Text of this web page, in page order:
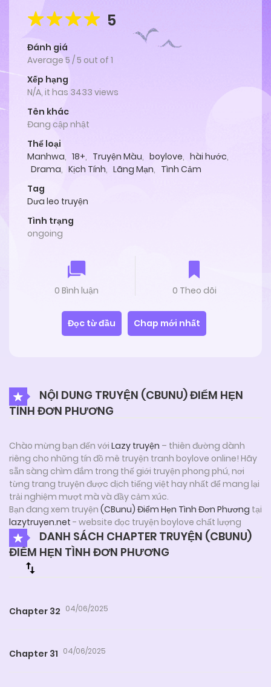
5
Đánh giá
Average 5 /5 out of 1
Xếp hạng
N/A, it has 3433 views
Tên khác
Đang cập nhật
Thể loại
Manhwa, 18+, Truyện Màu, boylove, hài hước,
Drama, Kịch Tính, Lãng Mạn, Tình Cảm
Tag
Dưa leo truyện
Tình trạng
ongoing
0 Bình luận 0 Theo dõi
Đọc từ đầu Chap mới nhất
NỘI DUNG TRUYỆN (CBUNU) ĐIỂM HẸN
TÌNH ĐƠN PHƯƠNG
Chào mừng bạn đến với Lazy truyện – thiên đường dành
riêng cho những tín đồ mê truyện tranh boylove online! Hãy
sẵn sàng chìm đắm trong thế giới truyện phong phú, nơi
từng trang truyện được dịch tiếng việt hay nhất để mang lại
trải nghiệm mượt mà và đầy cảm xúc.
Bạn đang xem truyện (CBunu) Điểm Hẹn Tình Đơn Phương tại
lazytruyen.net - website đọc truyện boylove chất lượng
DANH SÁCH CHAPTER TRUYỆN (CBUNU)
ĐIỂM HẸN TÌNH ĐƠN PHƯƠNG
Chapter 32 04/06/2025
Chapter 31 04/06/2025